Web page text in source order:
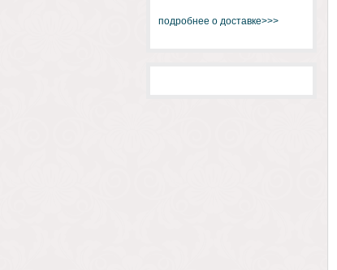
подробнее о доставке>>>